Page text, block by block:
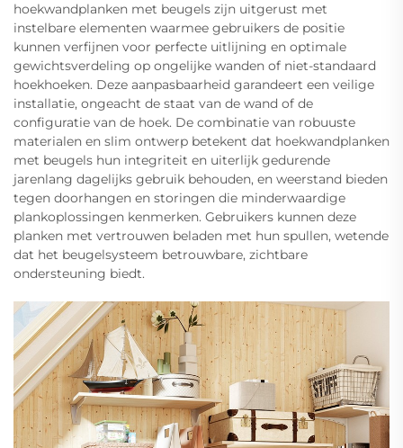
hoekwandplanken met beugels zijn uitgerust met
instelbare elementen waarmee gebruikers de positie
kunnen verfijnen voor perfecte uitlijning en optimale
gewichtsverdeling op ongelijke wanden of niet-standaard
hoekhoeken. Deze aanpasbaarheid garandeert een veilige
installatie, ongeacht de staat van de wand of de
configuratie van de hoek. De combinatie van robuuste
materialen en slim ontwerp betekent dat hoekwandplanken
met beugels hun integriteit en uiterlijk gedurende
jarenlang dagelijks gebruik behouden, en weerstand bieden
tegen doorhangen en storingen die minderwaardige
plankoplossingen kenmerken. Gebruikers kunnen deze
planken met vertrouwen beladen met hun spullen, wetende
dat het beugelsysteem betrouwbare, zichtbare
ondersteuning biedt.